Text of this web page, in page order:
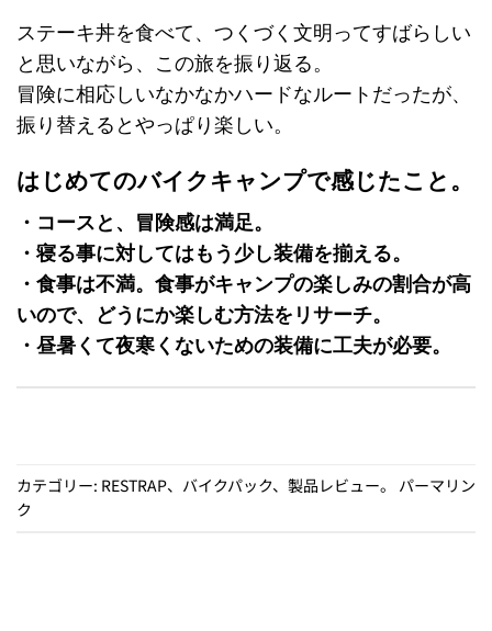
ステーキ丼を食べて、つくづく文明ってすばらしい
と思いながら、この旅を振り返る。
冒険に相応しいなかなかハードなルートだったが、
振り替えるとやっぱり楽しい。
はじめてのバイクキャンプで感じたこと。
・コースと、冒険感は満足。
・寝る事に対してはもう少し装備を揃える。
・食事は不満。食事がキャンプの楽しみの割合が高
いので、どうにか楽しむ方法をリサーチ。
・昼暑くて夜寒くないための装備に工夫が必要。
カテゴリー: RESTRAP、 バイクパック、 製品レビュー。 パーマリン
ク